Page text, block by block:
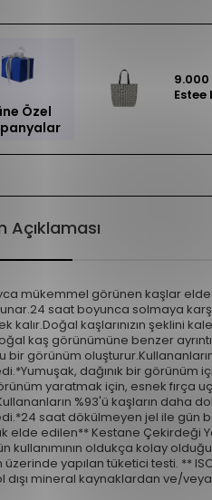
Özel
9.000
Estee
Açıklaması
mükemmel görünen kaşlar
saat boyunca solmaya
kalır.Doğal kaşlarınızın şeklini
kaş görünümüne benzer
bir görünüm
dağınık bir görünüm
yaratmak için, esnek fırça
%93'ü kaşların daha
saat dökülmeyen jel ile gün
elde edilen** Kestane Çekirdeği
kullanımının oldukça kolay
üzerinde yapılan tüketici testi. **
dışı mineral kaynaklardan ve/